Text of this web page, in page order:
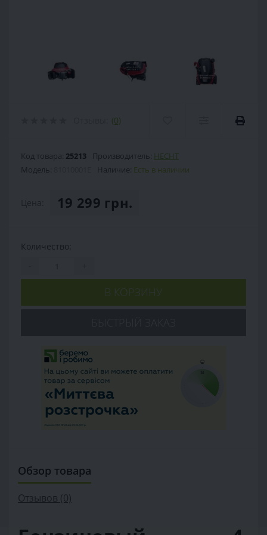
(0)
Код товара: 25213 Производитель: HECHT
Модель:
Наличие: Есть в наличии
19 299 грн.
Количество:
В КОРЗИНУ
Обзор товара
Отзывов (0)